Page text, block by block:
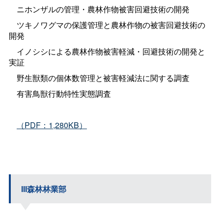
ニホンザルの管理・農林作物被害回避技術の開発
ツキノワグマの保護管理と農林作物の被害回避技術の
開発
イノシシによる農林作物被害軽減・回避技術の開発と
実証
野生獣類の個体数管理と被害軽減法に関する調査
有害鳥獣行動特性実態調査
（PDF：1,280KB）
III森林林業部